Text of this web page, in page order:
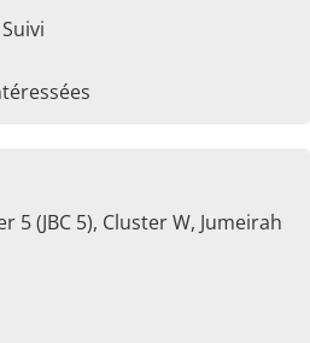
5 (JBC 5), Cluster W, Jumeirah